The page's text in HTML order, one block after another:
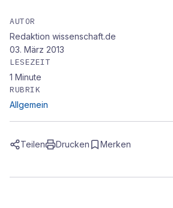
AUTOR
Redaktion wissenschaft.de
03. März 2013
LESEZEIT
1 Minute
RUBRIK
Allgemein
Teilen Drucken Merken